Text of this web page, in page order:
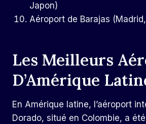
Japon)
Aéroport de Barajas
Les Meilleurs
D’Amérique
En Amérique latine, l’aéroport
Dorado, situé en Colombie, a